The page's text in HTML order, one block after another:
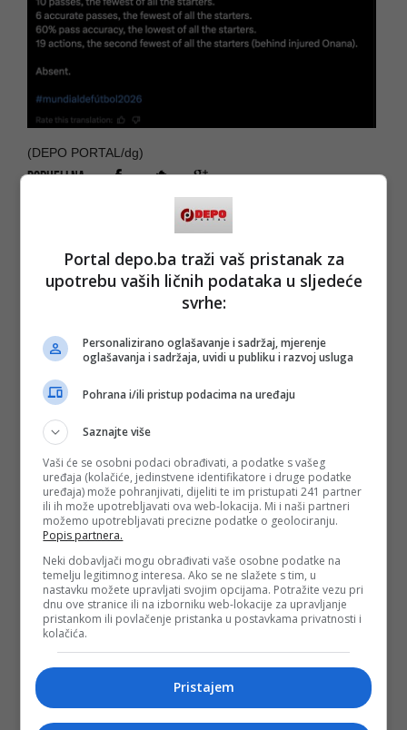
(DEPO PORTAL/dg)
PODIJELI NA
pratite putem društvenih mreža
Portal depo.ba traži vaš pristanak za
upotrebu vaših ličnih podataka u sljedeće
svrhe:
Personalizirano oglašavanje i sadržaj, mjerenje
oglašavanja i sadržaja, uvidi u publiku i razvoj usluga
Pohrana i/ili pristup podacima na uređaju
Saznajte više
Vaši će se osobni podaci obrađivati, a podatke s vašeg
uređaja (kolačiće, jedinstvene identifikatore i druge podatke
uređaja) može pohranjivati, dijeliti te im pristupati 241 partner
ili ih može upotrebljavati ova web-lokacija. Mi i naši partneri
možemo upotrebljavati precizne podatke o geolociranju.
Popis partnera.
Neki dobavljači mogu obrađivati vaše osobne podatke na
temelju legitimnog interesa. Ako se ne slažete s tim, u
nastavku možete upravljati svojim opcijama. Potražite vezu pri
dnu ove stranice ili na izborniku web-lokacije za upravljanje
pristankom ili povlačenje pristanka u postavkama privatnosti i
kolačića.
Pristajem